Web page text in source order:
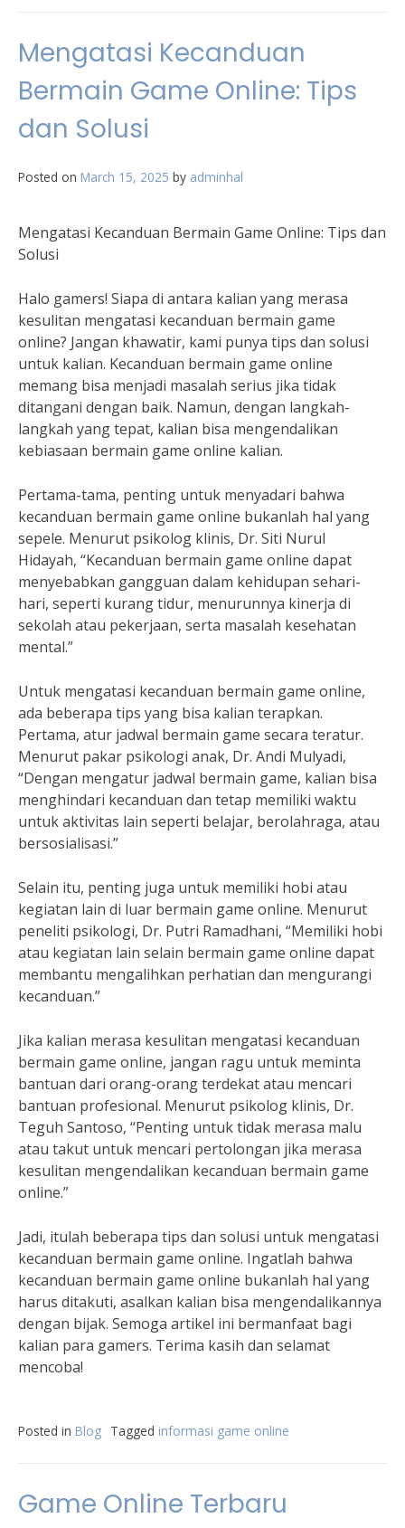
Mengatasi Kecanduan
Bermain Game Online: Tips
dan Solusi
Posted on March 15, 2025 by adminhal
Mengatasi Kecanduan Bermain Game Online: Tips dan
Solusi
Halo gamers! Siapa di antara kalian yang merasa
kesulitan mengatasi kecanduan bermain game
online? Jangan khawatir, kami punya tips dan solusi
untuk kalian. Kecanduan bermain game online
memang bisa menjadi masalah serius jika tidak
ditangani dengan baik. Namun, dengan langkah-
langkah yang tepat, kalian bisa mengendalikan
kebiasaan bermain game online kalian.
Pertama-tama, penting untuk menyadari bahwa
kecanduan bermain game online bukanlah hal yang
sepele. Menurut psikolog klinis, Dr. Siti Nurul
Hidayah, “Kecanduan bermain game online dapat
menyebabkan gangguan dalam kehidupan sehari-
hari, seperti kurang tidur, menurunnya kinerja di
sekolah atau pekerjaan, serta masalah kesehatan
mental.”
Untuk mengatasi kecanduan bermain game online,
ada beberapa tips yang bisa kalian terapkan.
Pertama, atur jadwal bermain game secara teratur.
Menurut pakar psikologi anak, Dr. Andi Mulyadi,
“Dengan mengatur jadwal bermain game, kalian bisa
menghindari kecanduan dan tetap memiliki waktu
untuk aktivitas lain seperti belajar, berolahraga, atau
bersosialisasi.”
Selain itu, penting juga untuk memiliki hobi atau
kegiatan lain di luar bermain game online. Menurut
peneliti psikologi, Dr. Putri Ramadhani, “Memiliki hobi
atau kegiatan lain selain bermain game online dapat
membantu mengalihkan perhatian dan mengurangi
kecanduan.”
Jika kalian merasa kesulitan mengatasi kecanduan
bermain game online, jangan ragu untuk meminta
bantuan dari orang-orang terdekat atau mencari
bantuan profesional. Menurut psikolog klinis, Dr.
Teguh Santoso, “Penting untuk tidak merasa malu
atau takut untuk mencari pertolongan jika merasa
kesulitan mengendalikan kecanduan bermain game
online.”
Jadi, itulah beberapa tips dan solusi untuk mengatasi
kecanduan bermain game online. Ingatlah bahwa
kecanduan bermain game online bukanlah hal yang
harus ditakuti, asalkan kalian bisa mengendalikannya
dengan bijak. Semoga artikel ini bermanfaat bagi
kalian para gamers. Terima kasih dan selamat
mencoba!
Posted in Blog Tagged informasi game online
Game Online Terbaru